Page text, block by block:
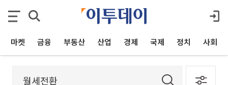
마켓 금융 부동산 산업 경제 국제 정치 사회